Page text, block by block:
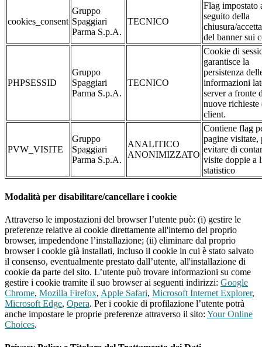
cookies_consent
Gruppo
Spaggiari
Parma S.p.A.
TECNICO
Flag impostato
seguito della
chiusura/
del banner sui
PHPSESSID
Gruppo
Spaggiari
Parma S.p.A.
TECNICO
Cookie di
garantisce la
persistenza
informazioni
server a fronte
nuove richieste
client.
PVW_VISITE
Gruppo
Spaggiari
Parma S.p.A.
ANALITICO
ANONIMIZZATO
Contiene flag
pagine visitate,
evitare di
visite doppie a
statistico
Modalità per disabilitare/cancellare i cookie
Attraverso le impostazioni del browser l’utente può: (i) gestire le
preferenze relative ai cookie direttamente all'interno del proprio
browser, impedendone l’installazione; (ii) eliminare dal proprio
browser i cookie già installati, incluso il cookie in cui è stato salvato
il consenso, eventualmente prestato dall’utente, all'installazione di
cookie da parte del sito. L’utente può trovare informazioni su come
gestire i cookie tramite il suo browser ai seguenti indirizzi: Google
Chrome, Mozilla Firefox, Apple Safari, Microsoft Internet Explorer,
Microsoft Edge, Opera. Per i cookie di profilazione l’utente potrà
anche impostare le proprie preferenze attraverso il sito: Your Online
Choices.